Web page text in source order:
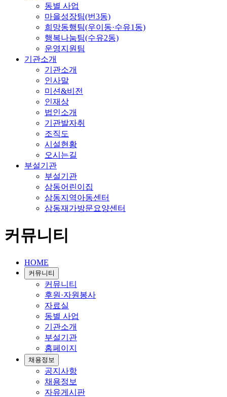
동별 사업
마을성장팀(번3동)
희망동행팀(우이동·수유1동)
행복나눔팀(수유2동)
운영지원팀
기관소개
기관소개
인사말
미션&비전
인재상
법인소개
기관발자취
조직도
시설현황
오시는길
부설기관
부설기관
삼동어린이집
삼동지역아동센터
삼동재가방문요양센터
커뮤니티
HOME
커뮤니티
커뮤니티
후원·자원봉사
자료실
동별 사업
기관소개
부설기관
홈페이지
채용정보
공지사항
채용정보
자유게시판